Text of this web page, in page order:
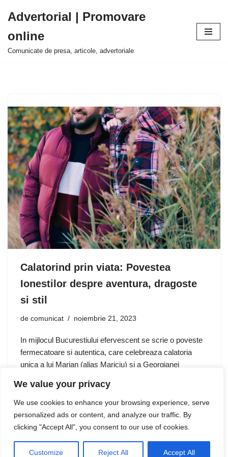
We value your privacy
We use cookies to enhance your browsing experience, serve
personalized ads or content, and analyze our traffic. By
clicking "Accept All", you consent to our use of cookies.
Customize Reject All Accept All
la
conținut
Advertorial | Promovare
online
Comunicate de presa, articole, advertoriale
Calatorind prin viata: Povestea
Ionestilor despre aventura, dragoste
si stil
de comunicat noiembrie 21, 2023
In mijlocul Bucurestiului efervescent se scrie o poveste
fermecatoare si autentica, care celebreaza calatoria
unica a lui Marian (alias Mariciu) si a Georgianei
indepartate lucra…